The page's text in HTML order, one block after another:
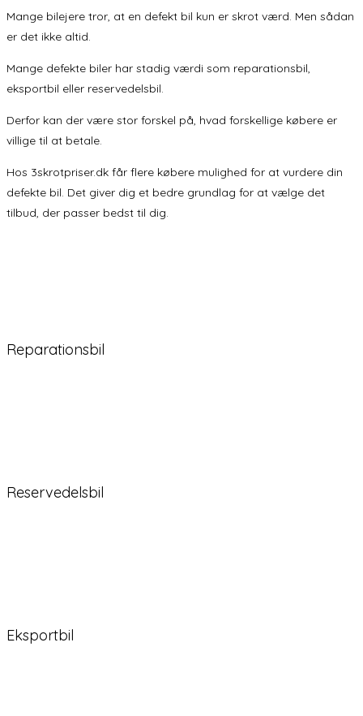
Mange bilejere tror, at en defekt bil kun er skrot værd. Men sådan
er det ikke altid.
Mange defekte biler har stadig værdi som reparationsbil,
eksportbil eller reservedelsbil.
Derfor kan der være stor forskel på, hvad forskellige købere er
villige til at betale.
Hos 3skrotpriser.dk får flere købere mulighed for at vurdere din
defekte bil. Det giver dig et bedre grundlag for at vælge det
tilbud, der passer bedst til dig.
Reparationsbil
Reservedelsbil
Eksportbil